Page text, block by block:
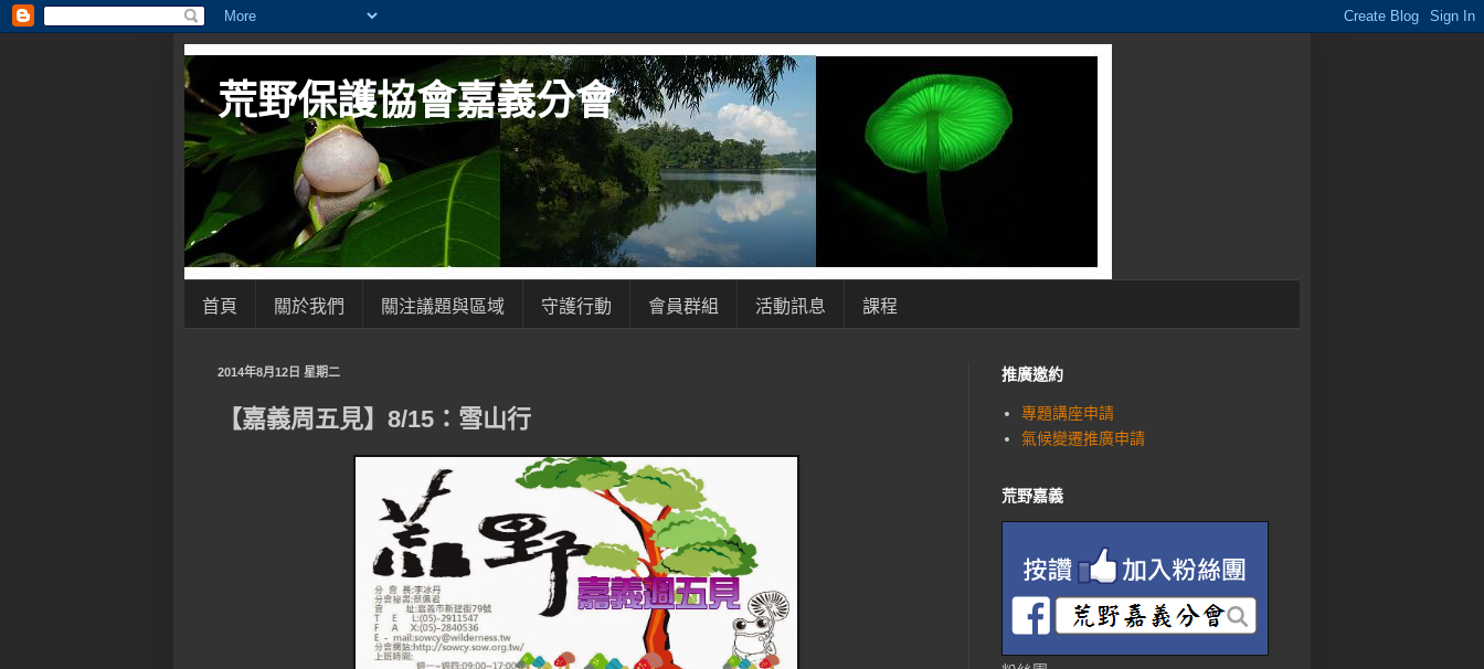
荒野保護協會嘉義分會
首頁 關於我們 關注議題與區域 守護行動 會員群組 活動訊息 課程
2014年8月12日 星期二
【嘉義周五見】8/15：雪山行
推廣邀約
專題講座申請
氣候變遷推廣申請
荒野嘉義